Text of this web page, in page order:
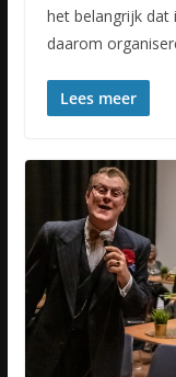
het belangrijk dat
daarom
Lees meer